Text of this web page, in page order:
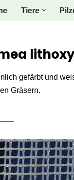
Tiere
gefärbt und
Gräsern.